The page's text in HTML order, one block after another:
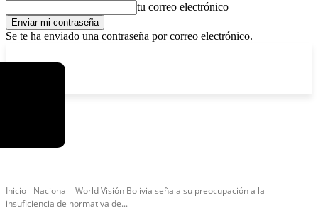
tu correo electrónico
Se te ha enviado una contraseña por correo electrónico.
Inicio Nacional
World Visión Bolivia señala su preocupación a la
insuficiencia de normativa de...